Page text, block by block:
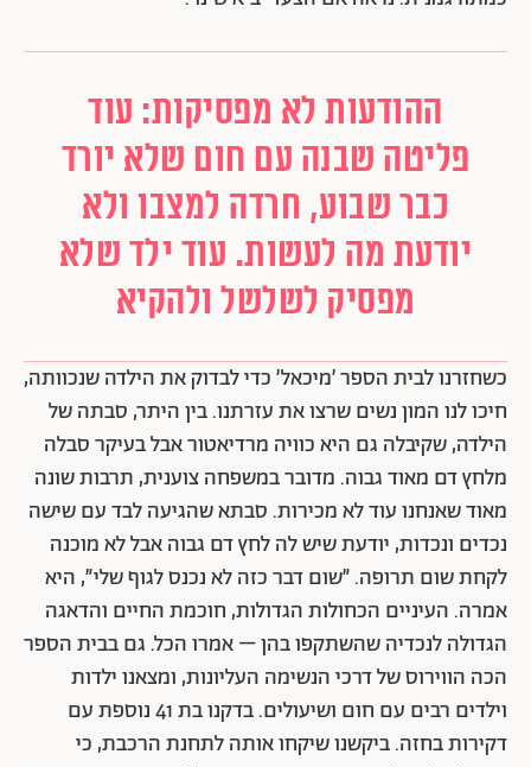
ההודעות לא מפסיקות: עוד
פליטה שבנה עם חום שלא יורד
כבר שבוע, חרדה למצבו ולא
יודעת מה לעשות. עוד ילד שלא
מפסיק לשלשל ולהקיא
כשחזרנו לבית הספר ׳מיכאל׳ כדי לבדוק את הילדה שנכוותה,
חיכו לנו המון נשים שרצו את עזרתנו. בין היתר, סבתה של
הילדה, שקיבלה גם היא כוויה מרדיאטור אבל בעיקר סבלה
מלחץ דם מאוד גבוה. מדובר במשפחה צוענית, תרבות שונה
מאוד שאנחנו עוד לא מכירות. סבתא שהגיעה לבד עם שישה
נכדים ונכדות, יודעת שיש לה לחץ דם גבוה אבל לא מוכנה
לקחת שום תרופה. ״שום דבר כזה לא נכנס לגוף שלי״, היא
אמרה. העיניים הכחולות הגדולות, חוכמת החיים והדאגה
הגדולה לנכדיה שהשתקפו בהן – אמרו הכל. גם בבית הספר
הכה הווירוס של דרכי הנשימה העליונות, ומצאנו ילדות
וילדים רבים עם חום ושיעולים. בדקנו בת 41 נוספת עם
דקירות בחזה. ביקשנו שיקחו אותה לתחנת הרכבת, כי